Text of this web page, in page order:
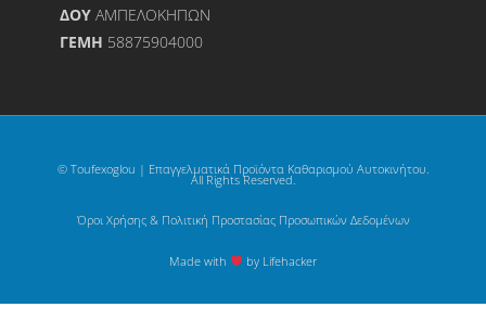
ΔΟΥΑΜΠΕΛΟΚΗΠΩΝ
ΓΕΜΗ 58875904000
© Toufexoglou | Επαγγελματικά Προϊόντα Καθαρισμού Αυτοκινήτου.
All Rights Reserved.
Όροι Χρήσης & Πολιτική Προστασίας Προσωπικών Δεδομένων
Made with by Lifehacker